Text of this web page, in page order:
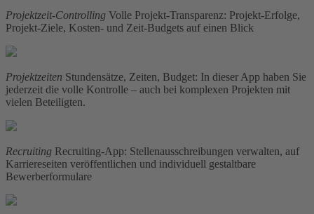
Projektzeit-Controlling Volle Projekt-Transparenz: Projekt-Erfolge,
Projekt-Ziele, Kosten- und Zeit-Budgets auf einen Blick
Projektzeiten Stundensätze, Zeiten, Budget: In dieser App haben Sie
jederzeit die volle Kontrolle – auch bei komplexen Projekten mit
vielen Beteiligten.
Recruiting Recruiting-App: Stellenausschreibungen verwalten, auf
Karriereseiten veröffentlichen und individuell gestaltbare
Bewerberformulare